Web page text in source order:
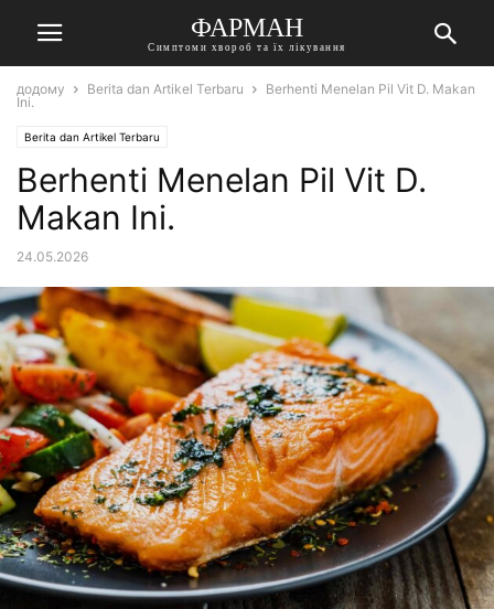
ФАРМАН
Симптоми хвороб та їх лікування
додому Berita dan Artikel Terbaru
Berhenti Menelan Pil Vit D. Makan
Ini.
Berita dan Artikel Terbaru
Berhenti Menelan Pil Vit D.
Makan Ini.
24.05.2026